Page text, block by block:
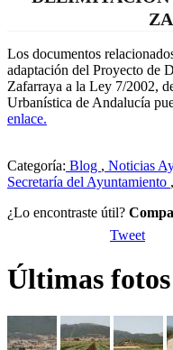
Los documentos
adaptación del Proyecto de
Zafarraya a la Ley 7/2002,
Urbanística de Andalucía
enlace.
Categoría: Blog , Noticias
Secretaría del Ayuntamiento ,
¿Lo encontraste útil?
Tweet
Últimas